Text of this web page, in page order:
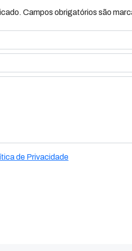
Campos obrigatórios são
de Privacidade